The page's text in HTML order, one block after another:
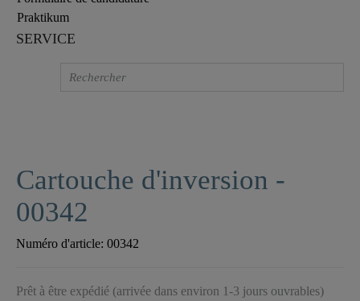
Praktikum
SERVICE
Cartouche d'inversion -
00342
Numéro d'article: 00342
Prêt à être expédié (arrivée dans environ 1-3 jours ouvrables)